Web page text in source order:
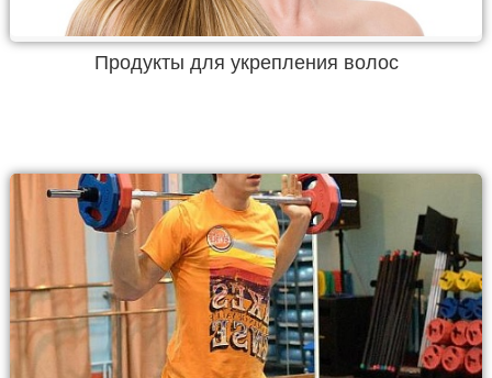
Продукты для укрепления волос